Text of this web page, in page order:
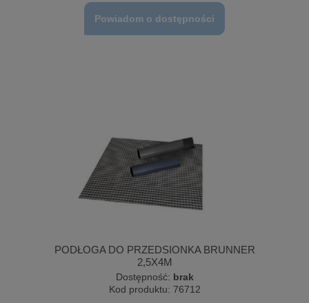
Powiadom o dostępności
PODŁOGA DO PRZEDSIONKA BRUNNER
2,5X4M
Dostępność: brak
Kod produktu: 76712